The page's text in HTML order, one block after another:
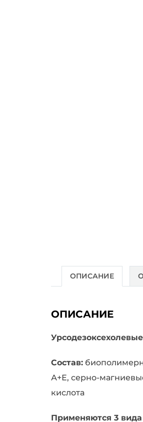
ОПИСАНИЕ
ОПИСАНИЕ
Состав:
А+Е, серно-
кислота
Применяются 3